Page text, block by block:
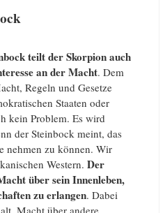
teilt der Skorpion auch
an der Macht. Dem
Regeln und Gesetze
Staaten oder
kein Problem. Es wird
der Steinbock meint, das
nehmen zu können. Wir
Western. Der
über sein Innenleben,
zu erlangen. Dabei